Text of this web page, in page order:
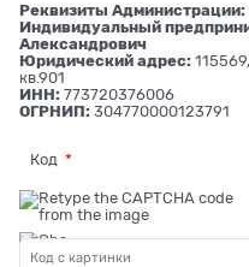
Реквизиты Администрации:
Индивидуальный
Александрович
Юридический адрес:
кв.901
ИНН: 773720376006
ОГРНИП: 304770000123791
Код